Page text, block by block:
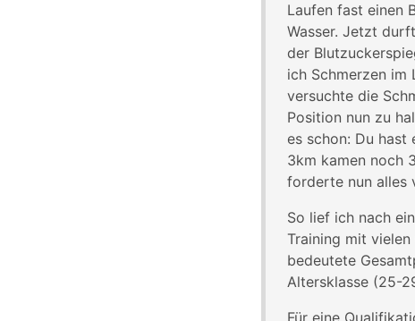
Laufen fast einen
Wasser. Jetzt
der
ich Schmerzen im
versuchte die
Position nun zu
es schon: Du
3km kamen noch
forderte nun alles
So lief ich nach
Training mit
bedeutete
Altersklasse (25-
Für eine